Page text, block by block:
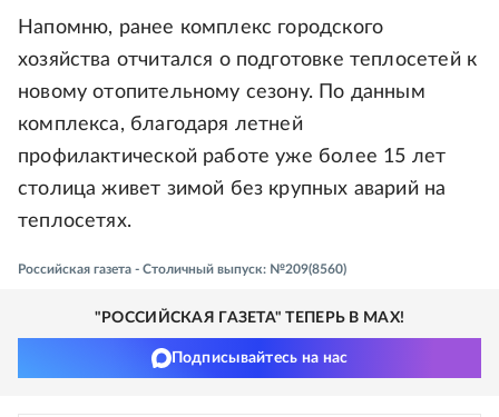
Напомню, ранее комплекс городского
хозяйства отчитался о подготовке теплосетей к
новому отопительному сезону. По данным
комплекса, благодаря летней
профилактической работе уже более 15 лет
столица живет зимой без крупных аварий на
теплосетях.
Российская газета - Столичный выпуск: №209(8560)
"РОССИЙСКАЯ ГАЗЕТА" ТЕПЕРЬ В MAX!
Подписывайтесь на нас